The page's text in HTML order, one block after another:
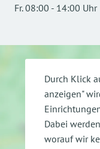
Fr. 08:00 - 14:00 Uhr
Durch Klick
anzeigen"
Dabei
worauf wir